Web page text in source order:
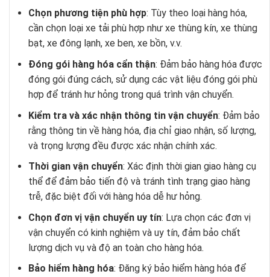
Chọn phương tiện phù hợp: Tùy theo loại hàng hóa,
cần chọn loại xe tải phù hợp như xe thùng kín, xe thùng
bạt, xe đông lạnh, xe ben, xe bồn, v.v.
Đóng gói hàng hóa cẩn thận: Đảm bảo hàng hóa được
đóng gói đúng cách, sử dụng các vật liệu đóng gói phù
hợp để tránh hư hỏng trong quá trình vận chuyển.
Kiểm tra và xác nhận thông tin vận chuyển: Đảm bảo
rằng thông tin về hàng hóa, địa chỉ giao nhận, số lượng,
và trọng lượng đều được xác nhận chính xác.
Thời gian vận chuyển: Xác định thời gian giao hàng cụ
thể để đảm bảo tiến độ và tránh tình trạng giao hàng
trễ, đặc biệt đối với hàng hóa dễ hư hỏng.
Chọn đơn vị vận chuyển uy tín: Lựa chọn các đơn vị
vận chuyển có kinh nghiệm và uy tín, đảm bảo chất
lượng dịch vụ và độ an toàn cho hàng hóa.
Bảo hiểm hàng hóa: Đăng ký bảo hiểm hàng hóa để